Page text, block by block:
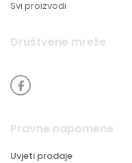
Svi proizvodi
Društvene mreže
Pravne napomene
Uvjeti prodaje